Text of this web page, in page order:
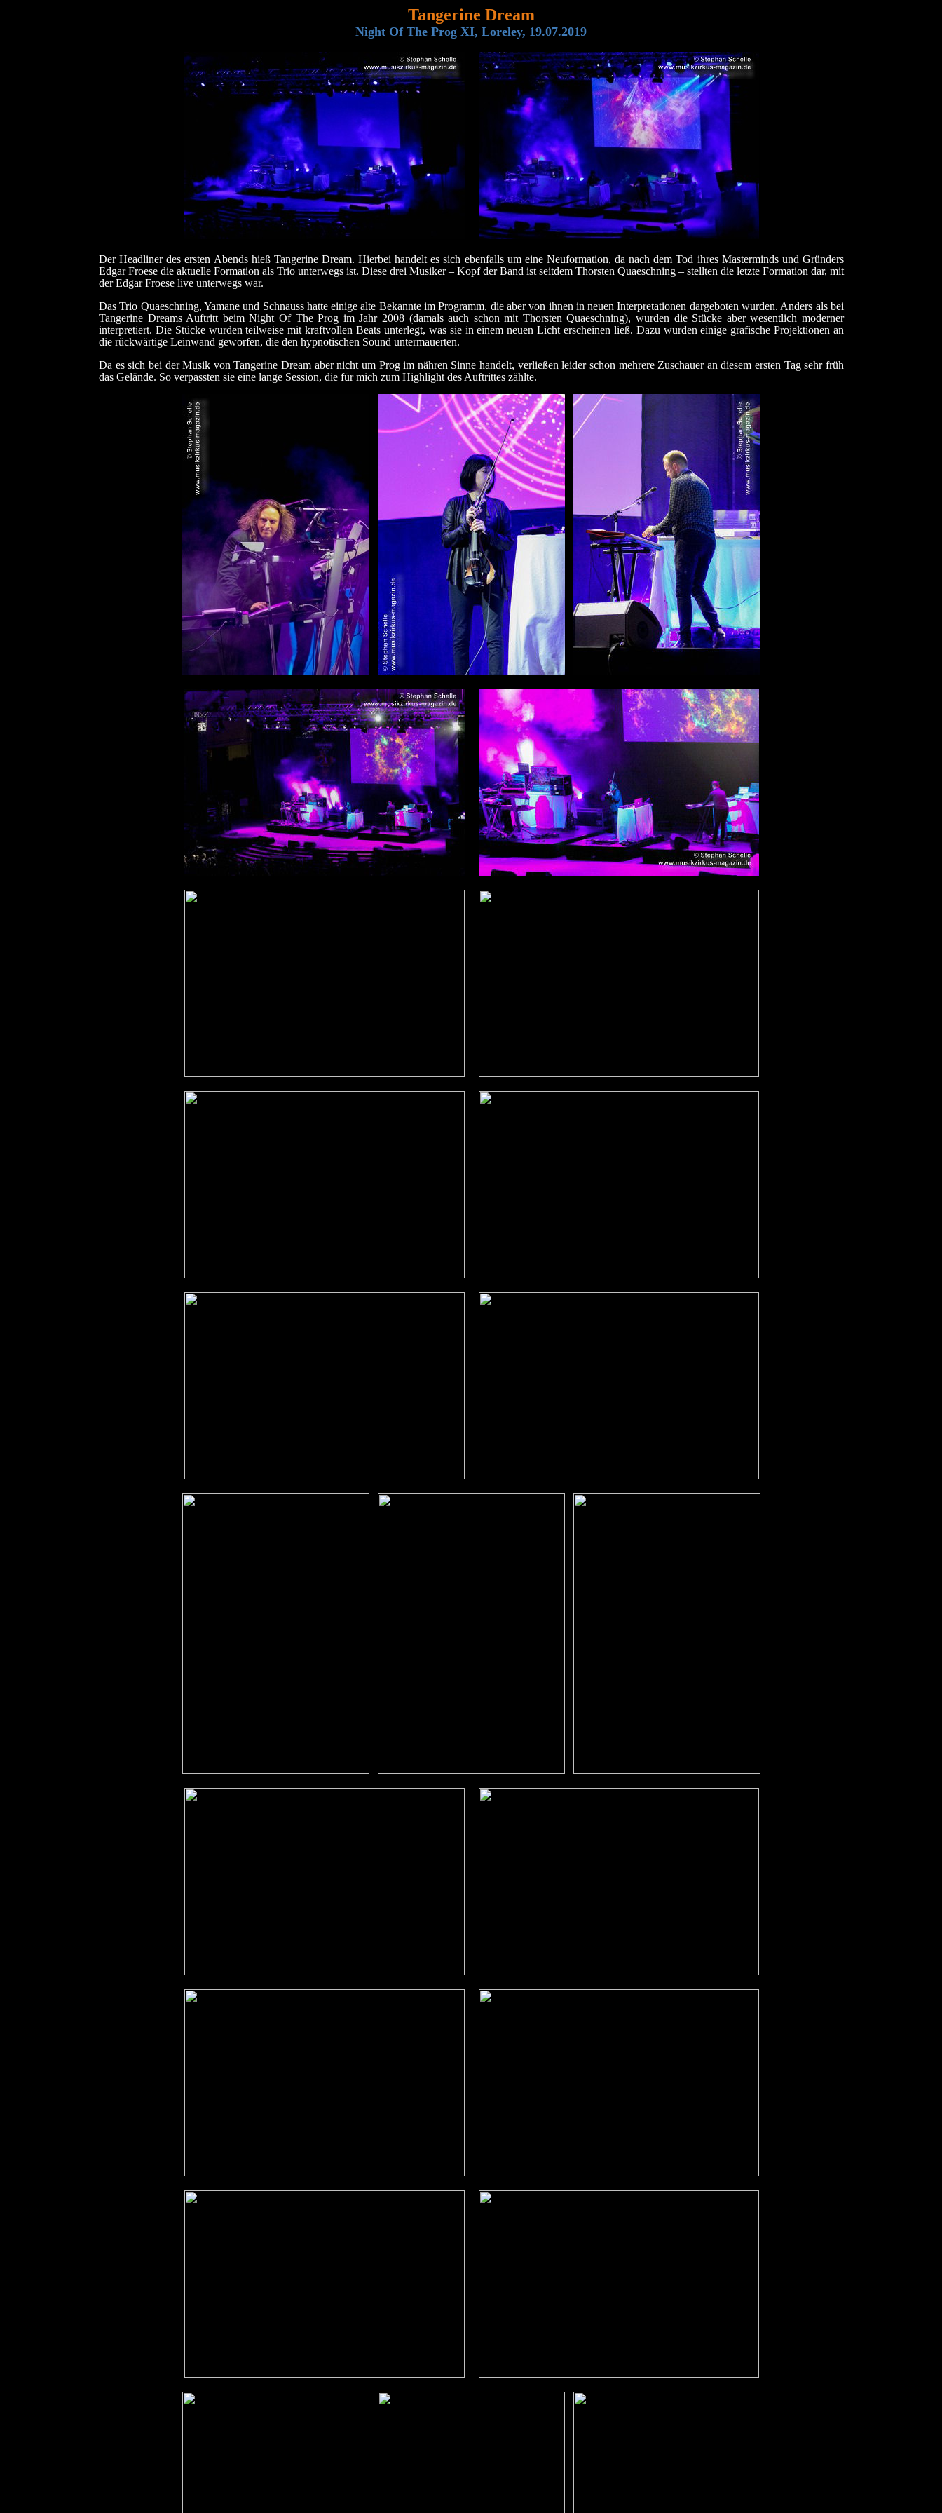
Tangerine Dream
Night Of The Prog XI, Loreley, 19.07.2019
Der Headliner des ersten Abends hieß Tangerine Dream. Hierbei handelt es sich ebenfalls um eine Neuformation, da nach dem Tod ihres Masterminds und Gründers
Edgar Froese die aktuelle Formation als Trio unterwegs ist. Diese drei Musiker – Kopf der Band ist seitdem Thorsten Quaeschning – stellten die letzte Formation dar, mit
der Edgar Froese live unterwegs war.
Das Trio Quaeschning, Yamane und Schnauss hatte einige alte Bekannte im Programm, die aber von ihnen in neuen Interpretationen dargeboten wurden. Anders als bei
Tangerine Dreams Auftritt beim Night Of The Prog im Jahr 2008 (damals auch schon mit Thorsten Quaeschning), wurden die Stücke aber wesentlich moderner
interpretiert. Die Stücke wurden teilweise mit kraftvollen Beats unterlegt, was sie in einem neuen Licht erscheinen ließ. Dazu wurden einige grafische Projektionen an
die rückwärtige Leinwand geworfen, die den hypnotischen Sound untermauerten.
Da es sich bei der Musik von Tangerine Dream aber nicht um Prog im nähren Sinne handelt, verließen leider schon mehrere Zuschauer an diesem ersten Tag sehr früh
das Gelände. So verpassten sie eine lange Session, die für mich zum Highlight des Auftrittes zählte.